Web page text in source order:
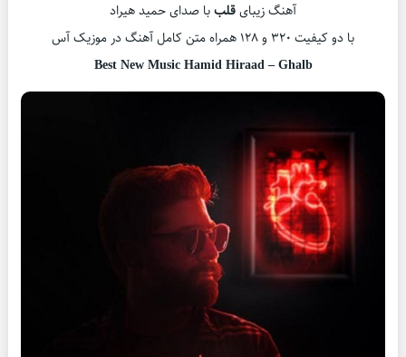
آهنگ زیبایقلببا صدای حمید هیراد
با دو کیفیت ۳۲۰ و ۱۲۸ همراه متن کامل آهنگ در موزیک آس
Best New Music Hamid Hiraad – Ghalb